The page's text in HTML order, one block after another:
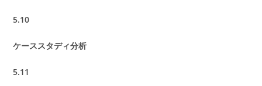
5.10
ケーススタディ分析
5.11